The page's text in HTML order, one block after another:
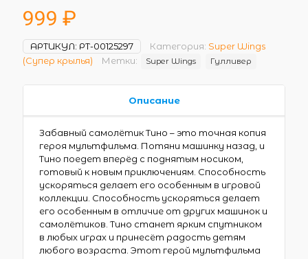
999 ₽
АРТИКУЛ: РТ-00125297 Категория: Super Wings
(Супер крылья)
Метки: Super Wings Гулливер
Описание
Забавный самолётик Тино – это точная копия
героя мультфильма. Потяни машинку назад, и
Тино поедет вперёд с поднятым носиком,
готовый к новым приключениям. Способность
ускоряться делает его особенным в игровой
коллекции. Способность ускоряться делает
его особенным в отличие от других машинок и
самолётиков. Тино станет ярким спутником
в любых играх и принесёт радость детям
любого возраста. Этот герой мультфильма